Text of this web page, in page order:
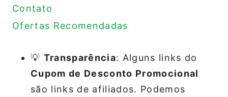
Contato
Ofertas Recomendadas
💡 Transparência: Alguns links do
Cupom de Desconto Promocional
são links de afiliados. Podemos